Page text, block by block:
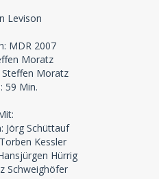
Levison
MDR 2007
Moratz
Moratz
59 Min.
Jörg Schüttauf
Kessler
Hürrig
Schweighöfer